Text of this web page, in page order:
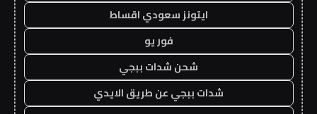
ايتونز سعودي اقساط
فور يو
شحن شدات ببجي
شدات ببجي عن طريق الايدي